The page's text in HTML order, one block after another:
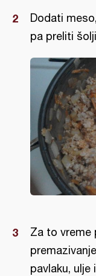
Dodati
pa preliti
Za to vreme
pavlaku, ulje